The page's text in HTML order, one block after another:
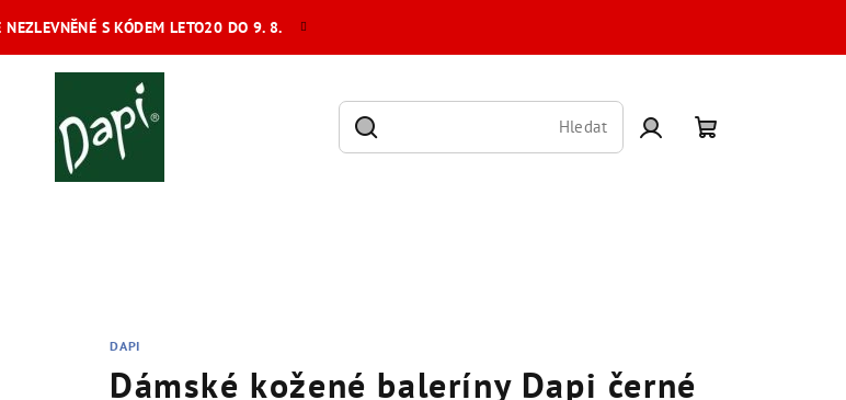
S KÓDEM LETO20 DO 9. 8.
Hledat
DAPI
Dámské kožené baleríny Dapi černé